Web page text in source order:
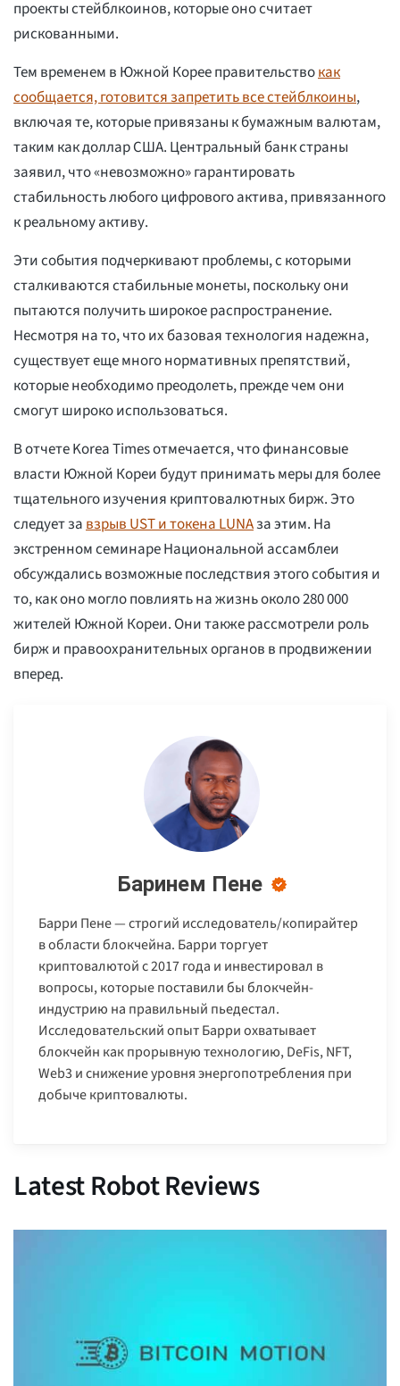
проекты стейблкоинов, которые оно считает
рискованными.
Тем временем в Южной Корее правительствокак
сообщается, готовится запретить все стейблкоины,
включая те, которые привязаны к бумажным валютам,
таким как доллар США. Центральный банк страны
заявил, что «невозможно» гарантировать
стабильность любого цифрового актива, привязанного
к реальному активу.
Эти события подчеркивают проблемы, с которыми
сталкиваются стабильные монеты, поскольку они
пытаются получить широкое распространение.
Несмотря на то, что их базовая технология надежна,
существует еще много нормативных препятствий,
которые необходимо преодолеть, прежде чем они
смогут широко использоваться.
В отчете Korea Times отмечается, что финансовые
власти Южной Кореи будут принимать меры для более
тщательного изучения криптовалютных бирж. Это
следует за взрыв UST и токена LUNAза этим. На
экстренном семинаре Национальной ассамблеи
обсуждались возможные последствия этого события и
то, как оно могло повлиять на жизнь около 280 000
жителей Южной Кореи. Они также рассмотрели роль
бирж и правоохранительных органов в продвижении
вперед.
Баринем Пене
Барри Пене — строгий исследователь/копирайтер
в области блокчейна. Барри торгует
криптовалютой с 2017 года и инвестировал в
вопросы, которые поставили бы блокчейн-
индустрию на правильный пьедестал.
Исследовательский опыт Барри охватывает
блокчейн как прорывную технологию, DeFis, NFT,
Web3 и снижение уровня энергопотребления при
добыче криптовалюты.
Latest Robot Reviews